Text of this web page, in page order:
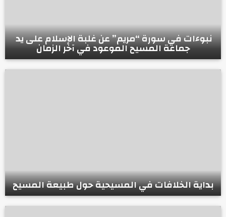
نبوءات في سورة “مريم” عن غلبة الإسلام على يد
جماعة المسيح الموعود في آخر الزمان
بداية الخلافات في المسيحية حول طبيعة المسيح